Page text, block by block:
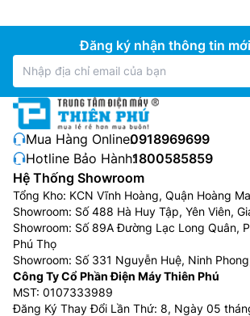
Carrier số lượng lớn, hoặc Đại lý
liên hệ: 0983262323 để nhận
cũng như hỗ trợ tốt nhất
Khách hàng là nhà thầu, Xây
muốn hỗ trợ về thiết kế, tư vấn về
như cần kỹ thuật viên thi công lắp
trình vui lòng Liên Hệ:0983666996
Khách hàng ở Khu vực Ninh Bình
hệ: 0912339019
Khách hàng ở Khu vực Vĩnh Phúc
hệ: 0982067318
Khách hàng ở Khu vực Bắc Giang
hệ: 0983666996
Đăng ký nhận thông tin
Mua Hàng Online:0918969699
Hotline Bảo Hành:1800585859
Hệ Thống Showroom
Tổng Kho: KCN Vĩnh Hoàng, Quận Hoàng
Showroom: Số 488 Hà Huy Tập, Yên Viên,
Showroom: Số 89A Đường Lạc Long Quân,
Phú Thọ
Showroom: Số 331 Nguyễn Huệ, Ninh
Công Ty Cổ Phần Điện Máy Thiên Phú
MST: 0107333989
Đăng Ký Thay Đổi Lần Thứ: 8, Ngày 05